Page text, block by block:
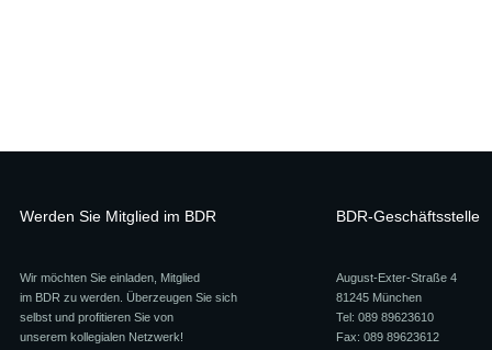
Werden Sie Mitglied im BDR
Wir möchten Sie einladen, Mitglied
im BDR zu werden. Überzeugen Sie sich
selbst und profitieren Sie von
unserem kollegialen Netzwerk!
BDR-Geschäftsstelle
August-Exter-Straße 4
81245 München
Tel: 089 89623610
Fax: 089 89623612